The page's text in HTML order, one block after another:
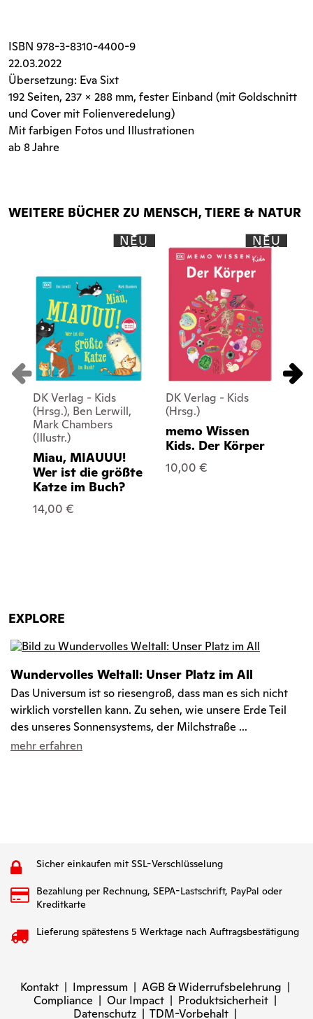
ISBN 978-3-8310-4400-9
22.03.2022
Übersetzung: Eva Sixt
192 Seiten, 237 x 288 mm, fester Einband (mit Goldschnitt
und Cover mit Folienveredelung)
Mit farbigen Fotos und Illustrationen
ab 8 Jahre
WEITERE BÜCHER ZU MENSCH, TIERE & NATUR
NEU
DK Verlag - Kids
(Hrsg.), Ben Lerwill,
Mark Chambers
(Illustr.)
Miau, MIAUUU!
Wer ist die größte
Katze im Buch?
14,00 €
NEU
DK Verlag - Kids
(Hrsg.)
memo Wissen
Kids. Der Körper
10,00 €
EXPLORE
Wundervolles Weltall: Unser Platz im All
Das Universum ist so riesengroß, dass man es sich nicht
wirklich vorstellen kann. Zu sehen, wie unsere Erde Teil
des unseres Sonnensystems, der Milchstraße ...
mehr erfahren
Sicher einkaufen mit SSL-Verschlüsselung
Bezahlung per Rechnung, SEPA-Lastschrift, PayPal oder
Kreditkarte
Lieferung spätestens 5 Werktage nach Auftragsbestätigung
Kontakt | Impressum | AGB & Widerrufsbelehrung |
Compliance | Our Impact | Produktsicherheit |
Datenschutz | TDM-Vorbehalt |